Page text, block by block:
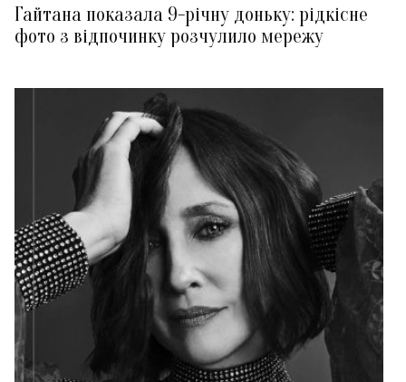
Гайтана показала 9-річну доньку: рідкісне
фото з відпочинку розчулило мережу